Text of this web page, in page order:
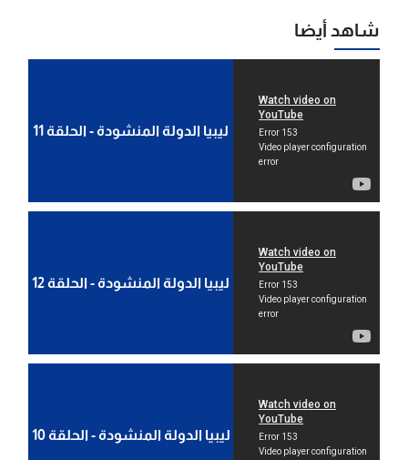
شاهد أيضا
ليبيا الدولة المنشودة - الحلقة 11
ليبيا الدولة المنشودة - الحلقة 12
ليبيا الدولة المنشودة - الحلقة 10